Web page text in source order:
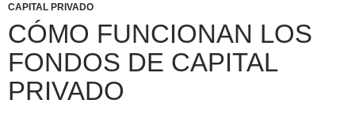
CAPITAL PRIVADO
CÓMO FUNCIONAN LOS
FONDOS DE CAPITAL
PRIVADO